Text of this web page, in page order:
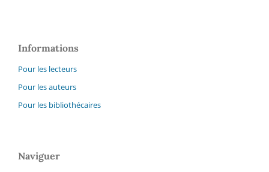
Informations
Pour les lecteurs
Pour les auteurs
Pour les bibliothécaires
Naviguer